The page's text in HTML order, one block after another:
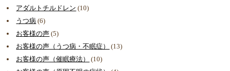
アダルトチルドレン (10)
うつ病 (6)
お客様の声 (5)
お客様の声（うつ病・不眠症）
(13)
お客様の声（催眠療法）
(10)